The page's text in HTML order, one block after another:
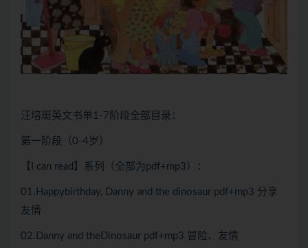
汪培珽英文书单1-7阶段全部目录：
第一阶段（0-4岁）
【I can read】系列（全部为pdf+mp3）：
01.Happybirthday, Danny and the dinosaur pdf+mp3 分享
友情
02.Danny and theDinosaur pdf+mp3 冒险、友情